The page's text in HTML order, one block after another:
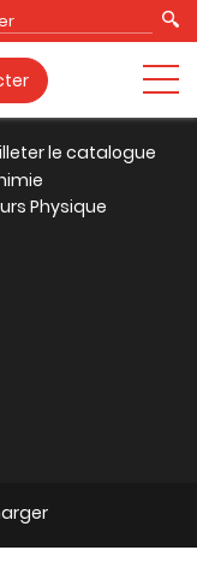
le catalogue
Physique